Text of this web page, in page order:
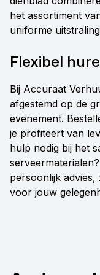
het assortiment
uniforme
Flexibel
Bij Accuraat
afgestemd op de
evenement.
je profiteert van
hulp nodig bij het
persoonlijk advies,
voor jouw